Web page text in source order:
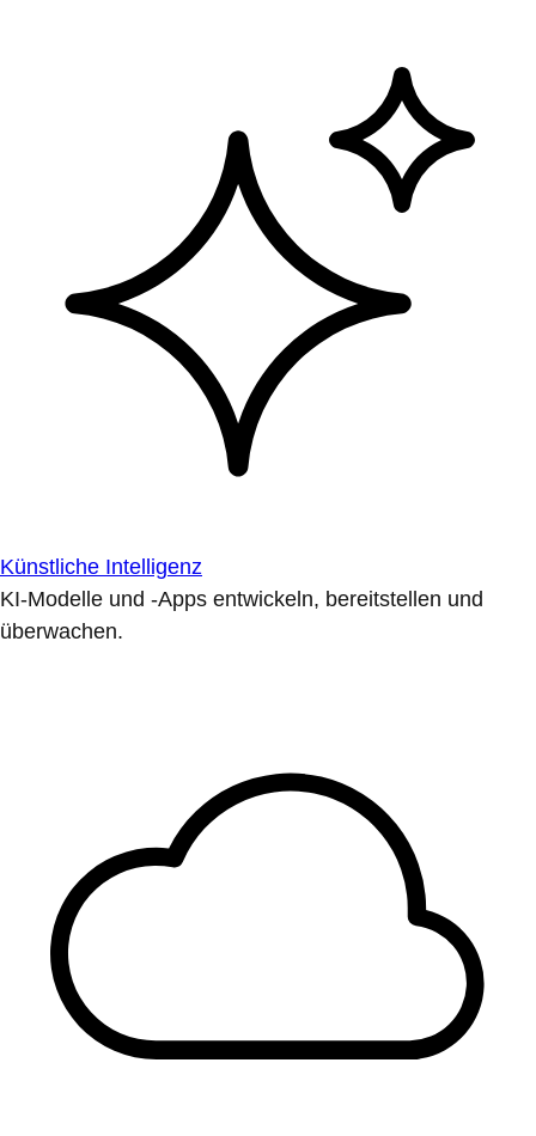
Künstliche Intelligenz
KI-Modelle und -Apps entwickeln, bereitstellen und
überwachen.